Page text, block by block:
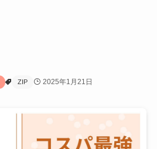
ZIP 2025年1月21日